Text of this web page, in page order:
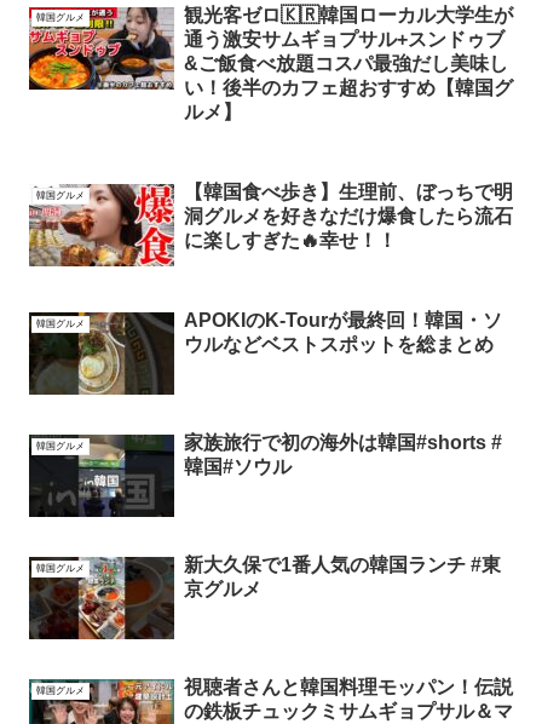
韓国グルメ
観光客ゼロ🇰🇷韓国ローカル大学生が
通う激安サムギョプサル+スンドゥブ
&ご飯食べ放題コスパ最強だし美味し
い！後半のカフェ超おすすめ【韓国グ
ルメ】
韓国グルメ
【韓国食べ歩き】生理前、ぼっちで明
洞グルメを好きなだけ爆食したら流石
に楽しすぎた🔥幸せ！！
韓国グルメ
APOKIのK-Tourが最終回！韓国・ソ
ウルなどベストスポットを総まとめ
韓国グルメ
家族旅行で初の海外は韓国#shorts #
韓国#ソウル
韓国グルメ
新大久保で1番人気の韓国ランチ #東
京グルメ
韓国グルメ
視聴者さんと韓国料理モッパン！伝説
の鉄板チュックミサムギョプサル＆マ